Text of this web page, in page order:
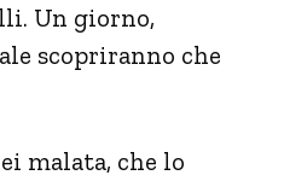
Un giorno,
scopriranno che
malata, che lo